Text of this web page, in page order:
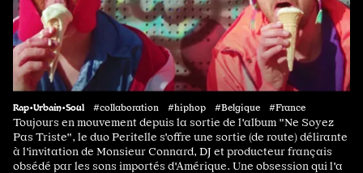
Rap•Urbain•Soul #collaboration #hiphop #Belgique #France
Toujours en mouvement depuis la sortie de l'album "Ne Soyez
Pas Triste", le duo Peritelle s'offre une sortie (de route) délirante
à l'invitation de Monsieur Connard, DJ et producteur français
obsédé par les sons importés d'Amérique. Une obsession qui l'a